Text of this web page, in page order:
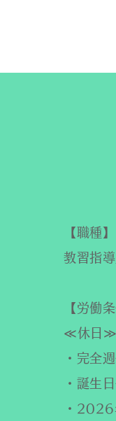
【職種】
教習指
【労働条
≪休日≫
・完全
・誕生
・2026